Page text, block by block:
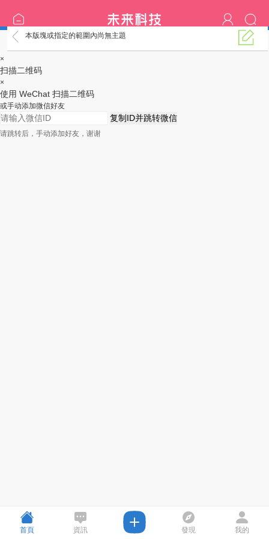
高雄の臺南名單
本版塊或指定的範圍內尚無主題
×
扫描二维码
×
使用 WeChat 扫描二维码
或手动添加微信好友
复制ID并跳转微信
请跳转后，手动添加好友，谢谢
首頁 資訊 發現 我的